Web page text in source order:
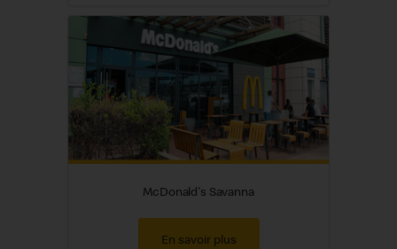
McDonald's Savanna
En savoir plus